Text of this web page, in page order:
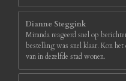
Dianne Steggink
Miranda reageerd snel op
bestelling was snel klaar. Kon
van in dezelfde stad wonen.